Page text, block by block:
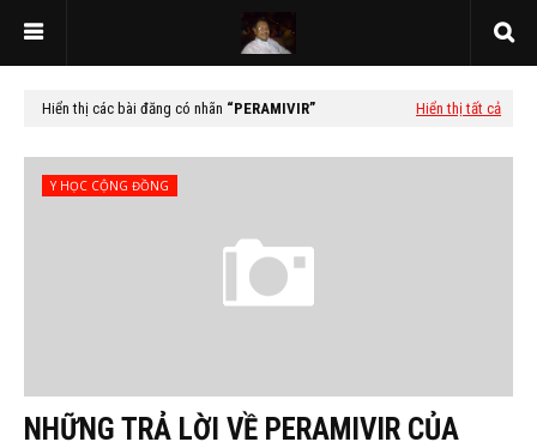
Hiển thị các bài đăng có nhãn PERAMIVIR Hiển thị tất cả
Y HỌC CỘNG ĐỒNG
NHỮNG TRẢ LỜI VỀ PERAMIVIR CỦA